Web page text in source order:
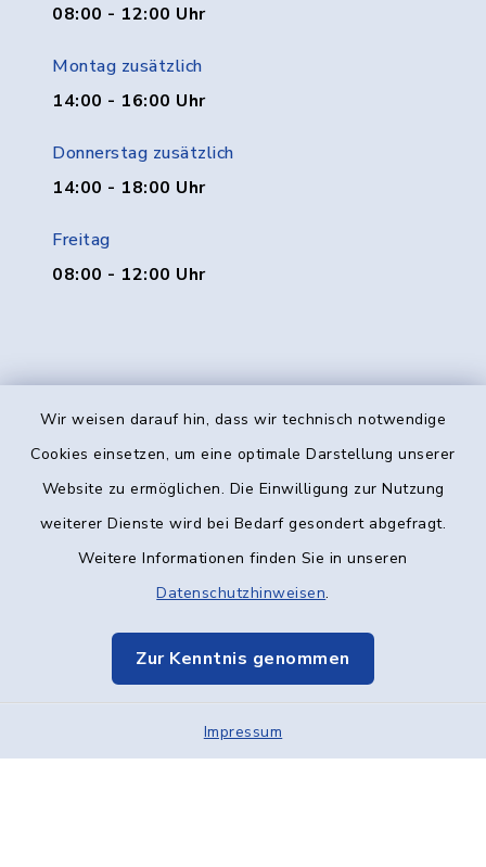
Wir weisen darauf hin, dass wir technisch notwendige
Cookies einsetzen, um eine optimale Darstellung unserer
Website zu ermöglichen. Die Einwilligung zur Nutzung
weiterer Dienste wird bei Bedarf gesondert abgefragt.
Weitere Informationen finden Sie in unseren
Datenschutzhinweisen.
Zur Kenntnis genommen
Impressum
08:00 - 12:00 Uhr
Montag zusätzlich
14:00 - 16:00 Uhr
Donnerstag zusätzlich
14:00 - 18:00 Uhr
Freitag
08:00 - 12:00 Uhr
Kontakt
Datenschutz
Elektronische Kommunikation
Sitemap